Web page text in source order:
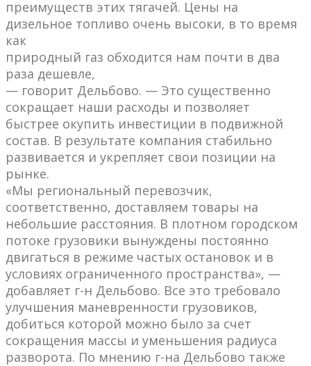
преимуществ этих тягачей. Цены на
дизельное топливо очень высоки, в то время
как
природный газ обходится нам почти в два
раза дешевле,
— говорит Дельбово. — Это существенно
сокращает наши расходы и позволяет
быстрее окупить инвестиции в подвижной
состав. В результате компания стабильно
развивается и укрепляет свои позиции на
рынке.
«Мы региональный перевозчик,
соответственно, доставляем товары на
небольшие расстояния. В плотном городском
потоке грузовики вынуждены постоянно
двигаться в режиме частых остановок и в
условиях ограниченного пространства», —
добавляет г-н Дельбово. Все это требовало
улучшения маневренности грузовиков,
добиться которой можно было за счет
сокращения массы и уменьшения радиуса
разворота. По мнению г-на Дельбово также